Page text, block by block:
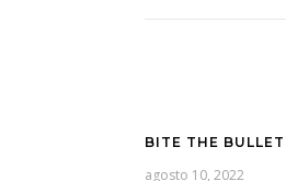
BITE THE BULLET
agosto 10, 2022